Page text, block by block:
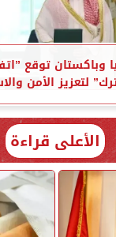
وباكستان توقع
لتعزيز الأمن
الأعلى قراءة